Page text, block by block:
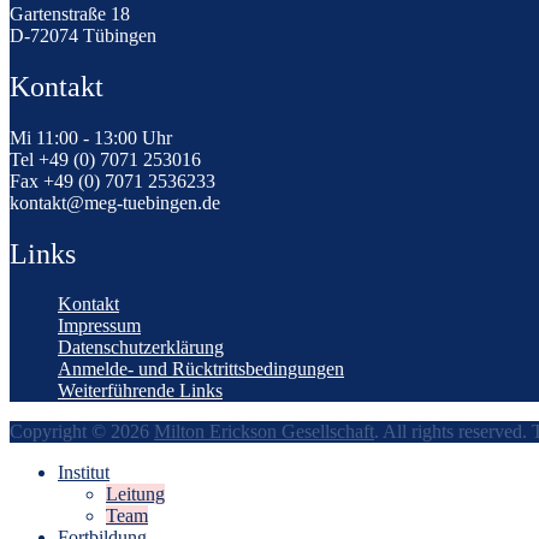
Gartenstraße 18
D-72074 Tübingen
Kontakt
Mi 11:00 - 13:00 Uhr
Tel +49 (0) 7071 253016
Fax +49 (0) 7071 2536233
kontakt@meg-tuebingen.de
Links
Kontakt
Impressum
Datenschutzerklärung
Anmelde- und Rücktrittsbedingungen
Weiterführende Links
Copyright © 2026 Milton Erickson Gesellschaft. All rights reserved.
Institut
Leitung
Team